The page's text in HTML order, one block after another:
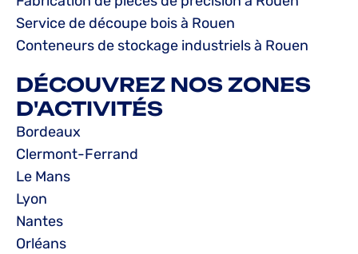
Service de découpe bois à Rouen
Conteneurs de stockage industriels à Rouen
DÉCOUVREZ NOS ZONES
D'ACTIVITÉS
Bordeaux
Clermont-Ferrand
Le Mans
Lyon
Nantes
Orléans